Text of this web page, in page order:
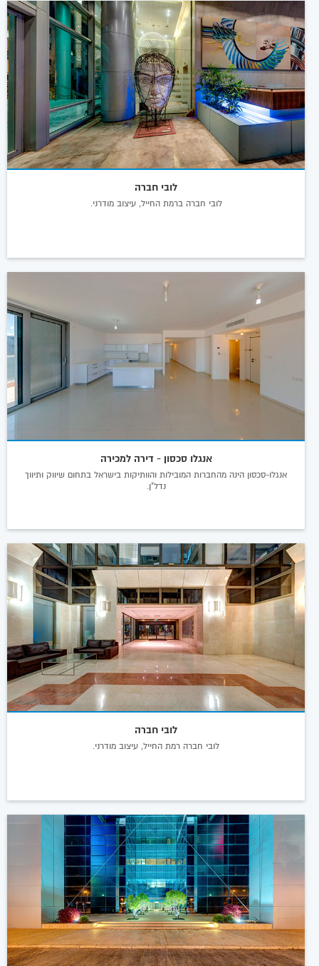
לובי חברה
לובי חברה ברמת החייל, עיצוב מודרני.
אנגלו סכסון - דירה למכירה
אנגלו-סכסון הינה מהחברות המובילות והוותיקות בישראל בתחום שיווק ותיווך
נדל"ן.
לובי חברה
לובי חברה רמת החייל, עיצוב מודרני.